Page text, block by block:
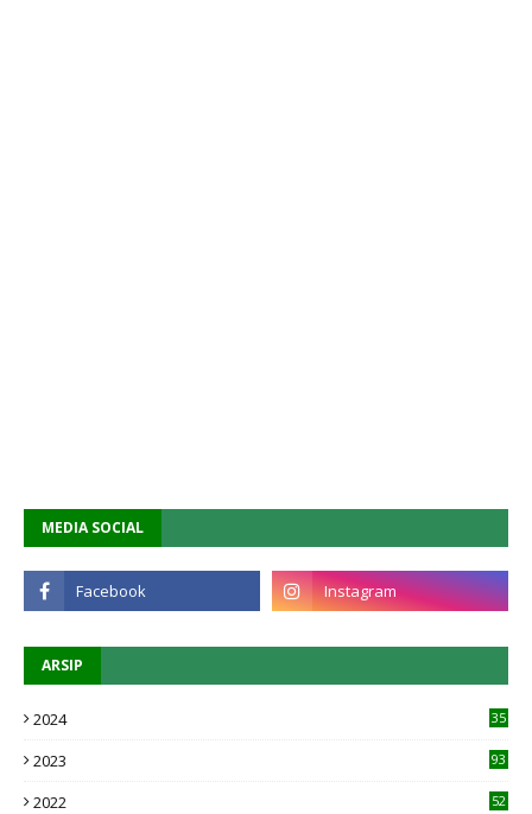
MEDIA SOCIAL
ARSIP
2024 35
2023 93
2022 52